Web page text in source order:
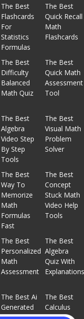
The Best
Flashcards
For
Statistics
Formulas
The Best
Quick Recall
Math
Flashcards
The Best
Difficulty
Balanced
Math Quiz
The Best
Quick Math
Assessment
Tool
The Best
Algebra
Video Step
By Step
Tools
The Best
Visual Math
Problem
Solver
The Best
Way To
Memorize
Math
Formulas
Fast
The Best
Concept
Stuck Math
Video Help
Tools
The Best
Personalized
Math
Assessment
The Best
Algebra
Quiz With
The Best Ai
Generated
The Best
Calculus